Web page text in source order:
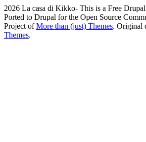
2026 La casa di Kikko- This is a Free
Ported to Drupal for the Open Source
Project ofMore than (just) Themes. Original
Themes.